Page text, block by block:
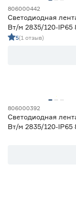
806000442
Светодиодная
Вт/м 2835/120‑IP65
холодный 5 м Geniled
5(1 отзыв)
806000392
Светодиодная
Вт/м 2835/120‑IP65